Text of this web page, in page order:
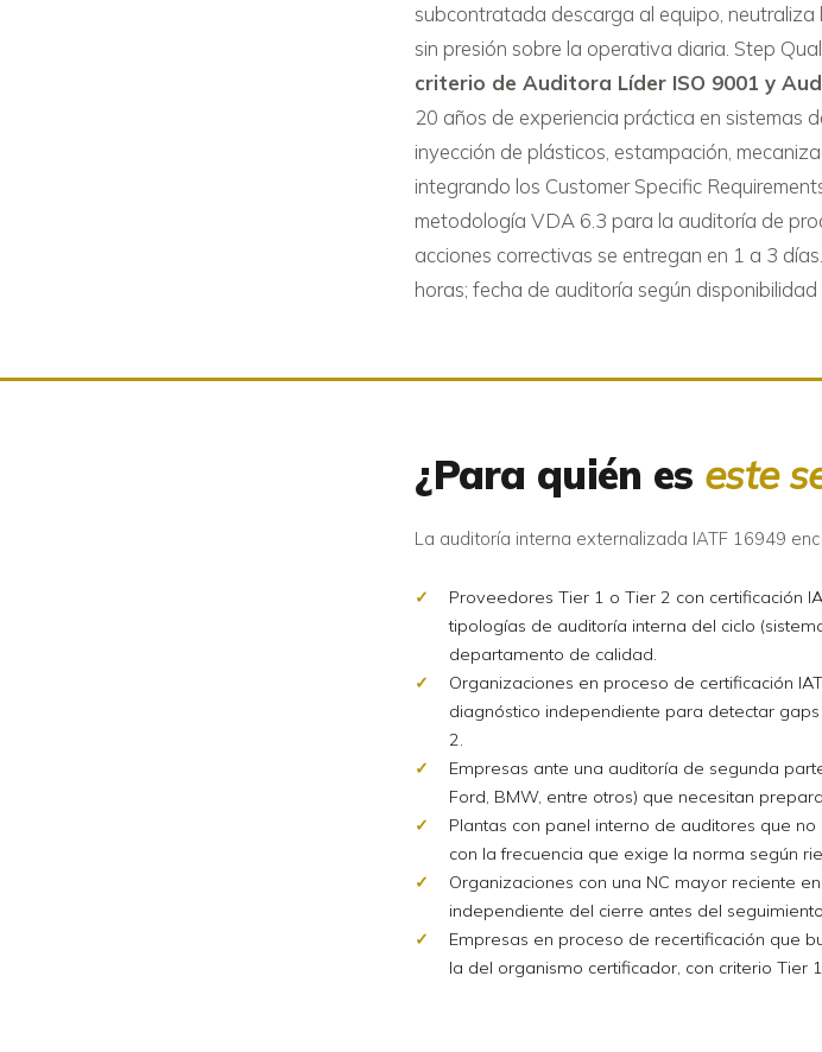
subcontratada descarga al equipo,
sin presión sobre la operativa diaria. Step
criterio de Auditora Líder ISO 9001 y
20 años de experiencia práctica en sistemas
inyección de plásticos, estampación,
integrando los Customer Specific
metodología VDA 6.3 para la auditoría de
acciones correctivas se entregan en 1 a 3
horas; fecha de auditoría según disponibilidad
¿Para quién es este
La auditoría interna externalizada IATF 16949
Proveedores Tier 1 o Tier 2 con certificación
tipologías de auditoría interna del ciclo
departamento de calidad.
Organizaciones en proceso de certificación
diagnóstico independiente para detectar
2.
Empresas ante una auditoría de segunda
Ford, BMW, entre otros) que necesitan
Plantas con panel interno de auditores que
con la frecuencia que exige la norma según
Organizaciones con una NC mayor reciente
independiente del cierre antes del
Empresas en proceso de recertificación que
la del organismo certificador, con criterio Tier